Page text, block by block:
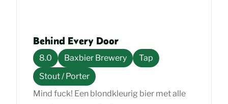
Behind Every Door
8.0 Baxbier Brewery
Tap
Stout / Porter
Mind fuck! Een blondkleurig bier met alle